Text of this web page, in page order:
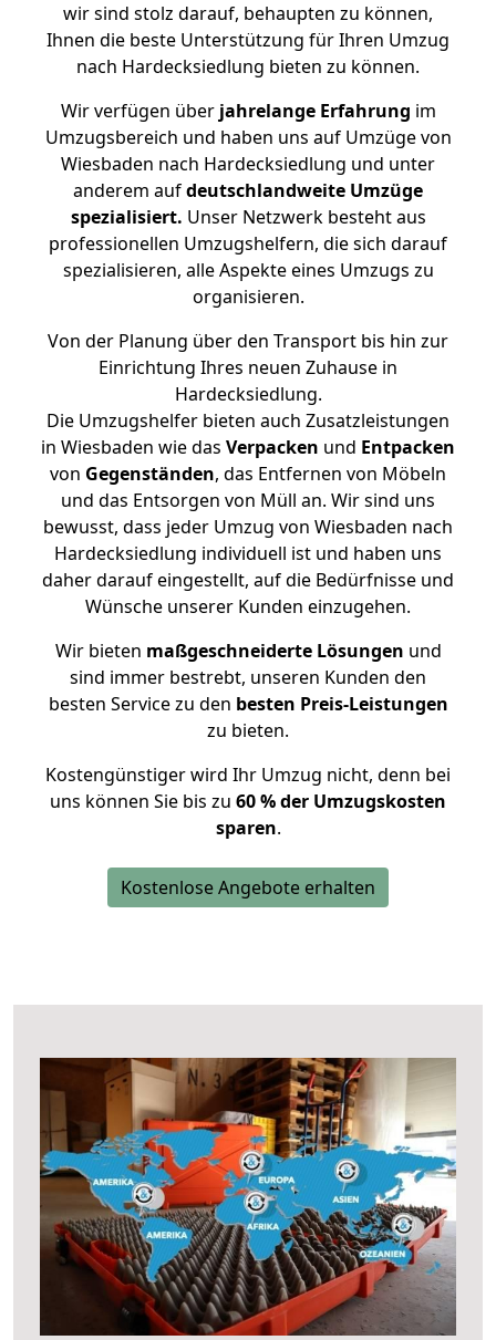
wir sind stolz darauf, behaupten zu können,
Ihnen die beste Unterstützung für Ihren Umzug
nach Hardecksiedlung bieten zu können.
Wir verfügen überjahrelange Erfahrung im
Umzugsbereich und haben uns auf Umzüge von
Wiesbaden nach Hardecksiedlung und unter
anderem aufdeutschlandweite Umzüge
spezialisiert. Unser Netzwerk besteht aus
professionellen Umzugshelfern, die sich darauf
spezialisieren, alle Aspekte eines Umzugs zu
organisieren.
Von der Planung über den Transport bis hin zur
Einrichtung Ihres neuen Zuhause in
Hardecksiedlung.
Die Umzugshelfer bieten auch Zusatzleistungen
in Wiesbaden wie das Verpacken und Entpacken
von Gegenständen, das Entfernen von Möbeln
und das Entsorgen von Müll an. Wir sind uns
bewusst, dass jeder Umzug von Wiesbaden nach
Hardecksiedlung individuell ist und haben uns
daher darauf eingestellt, auf die Bedürfnisse und
Wünsche unserer Kunden einzugehen.
Wir bieten maßgeschneiderte Lösungen und
sind immer bestrebt, unseren Kunden den
besten Service zu den besten Preis-Leistungen
zu bieten.
Kostengünstiger wird Ihr Umzug nicht, denn bei
uns können Sie bis zu 60 % der Umzugskosten
sparen.
Kostenlose Angebote erhalten